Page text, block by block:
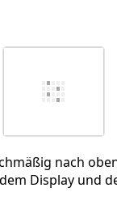
nach
Display und